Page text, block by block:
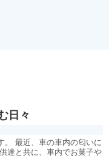
日々
。 最近、車の車内の匂いに
達と共に、車内でお菓子や